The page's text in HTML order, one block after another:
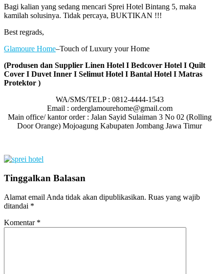
Bagi kalian yang sedang mencari Sprei Hotel Bintang 5, maka
kamilah solusinya. Tidak percaya, BUKTIKAN !!!
Best regrads,
Glamoure Home–Touch of Luxury your Home
(Produsen dan Supplier Linen Hotel I Bedcover Hotel I Quilt
Cover I Duvet Inner I Selimut Hotel I Bantal Hotel I Matras
Protektor )
WA/SMS/TELP : 0812-4444-1543
Email : orderglamourehome@gmail.com
Main office/ kantor order : Jalan Sayid Sulaiman 3 No 02 (Rolling
Door Orange) Mojoagung Kabupaten Jombang Jawa Timur
Tinggalkan Balasan
Alamat email Anda tidak akan dipublikasikan. Ruas yang wajib
ditandai *
Komentar *